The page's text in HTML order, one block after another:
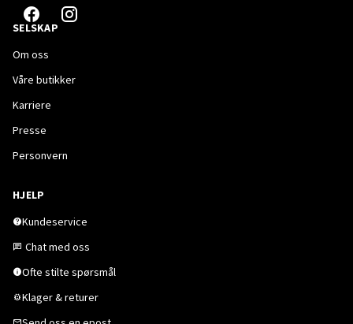
SELSKAP
Om oss
Våre butikker
Karriere
Presse
Personvern
HJELP
Kundeservice
Chat med oss
Ofte stilte spørsmål
Klager & returer